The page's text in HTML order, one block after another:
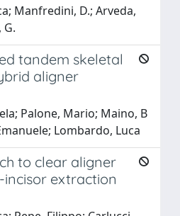
Manfredini, D.; Arveda,
G.
tandem skeletal
aligner
Palone, Mario; Maino, B
Lombardo, Luca
to clear aligner
extraction